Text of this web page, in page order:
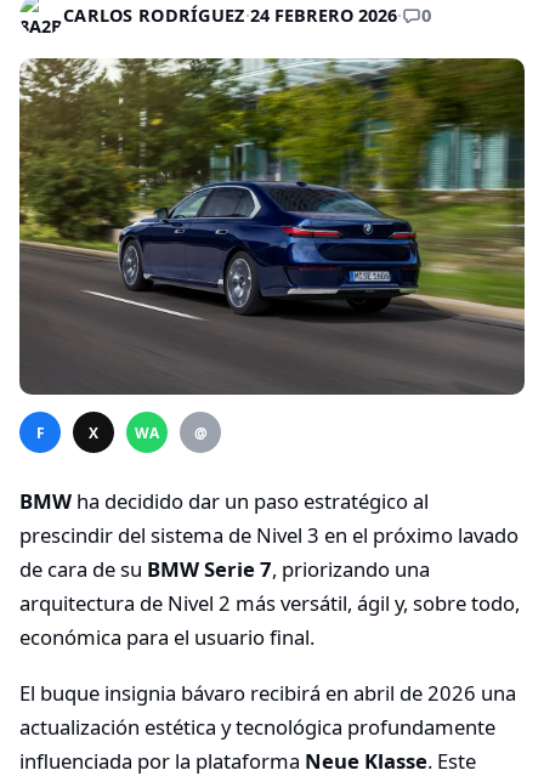
CARLOS RODRÍGUEZ·24 FEBRERO 2026· 0
F X WA @
BMW ha decidido dar un paso estratégico al
prescindir del sistema de Nivel 3 en el próximo lavado
de cara de su BMW Serie 7, priorizando una
arquitectura de Nivel 2 más versátil, ágil y, sobre todo,
económica para el usuario final.
El buque insignia bávaro recibirá en abril de 2026 una
actualización estética y tecnológica profundamente
influenciada por la plataforma Neue Klasse. Este